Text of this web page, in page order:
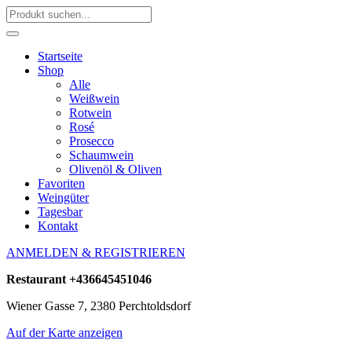
Startseite
Shop
Alle
Weißwein
Rotwein
Rosé
Prosecco
Schaumwein
Olivenöl & Oliven
Favoriten
Weingüter
Tagesbar
Kontakt
ANMELDEN & REGISTRIEREN
Restaurant +436645451046
Wiener Gasse 7, 2380 Perchtoldsdorf
Auf der Karte anzeigen